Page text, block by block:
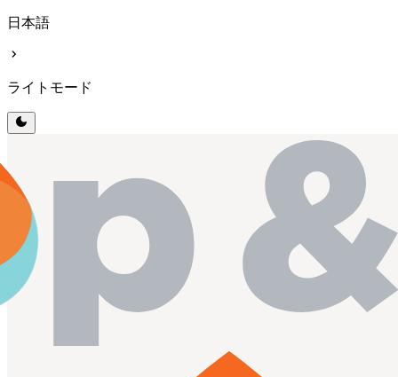
日本語
chevron_right
ライトモード
dark_mode